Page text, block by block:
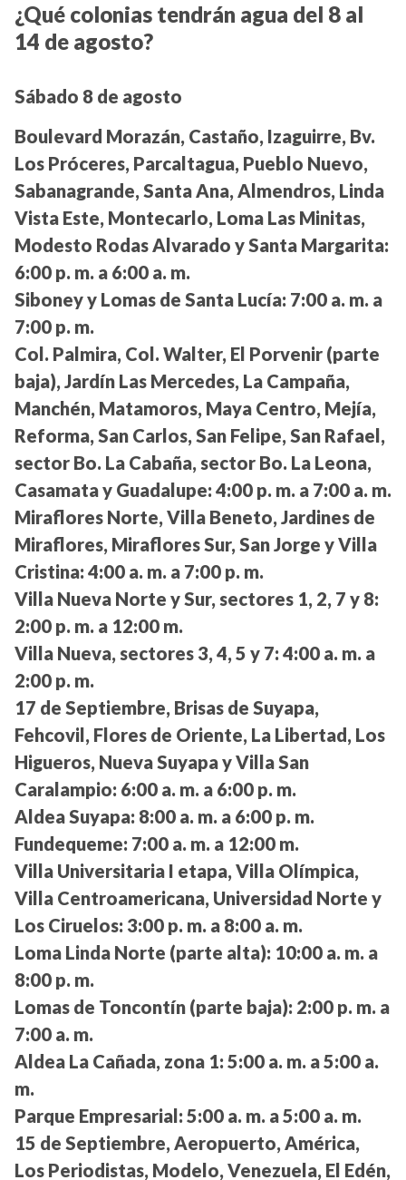
¿Qué colonias tendrán agua del 8 al
14 de agosto?
Sábado 8 de agosto
Boulevard Morazán, Castaño, Izaguirre, Bv.
Los Próceres, Parcaltagua, Pueblo Nuevo,
Sabanagrande, Santa Ana, Almendros, Linda
Vista Este, Montecarlo, Loma Las Minitas,
Modesto Rodas Alvarado y Santa Margarita:
6:00 p. m. a 6:00 a. m.
Siboney y Lomas de Santa Lucía: 7:00 a. m. a
7:00 p. m.
Col. Palmira, Col. Walter, El Porvenir (parte
baja), Jardín Las Mercedes, La Campaña,
Manchén, Matamoros, Maya Centro, Mejía,
Reforma, San Carlos, San Felipe, San Rafael,
sector Bo. La Cabaña, sector Bo. La Leona,
Casamata y Guadalupe: 4:00 p. m. a 7:00 a. m.
Miraflores Norte, Villa Beneto, Jardines de
Miraflores, Miraflores Sur, San Jorge y Villa
Cristina: 4:00 a. m. a 7:00 p. m.
Villa Nueva Norte y Sur, sectores 1, 2, 7 y 8:
2:00 p. m. a 12:00 m.
Villa Nueva, sectores 3, 4, 5 y 7: 4:00 a. m. a
2:00 p. m.
17 de Septiembre, Brisas de Suyapa,
Fehcovil, Flores de Oriente, La Libertad, Los
Higueros, Nueva Suyapa y Villa San
Caralampio: 6:00 a. m. a 6:00 p. m.
Aldea Suyapa: 8:00 a. m. a 6:00 p. m.
Fundequeme: 7:00 a. m. a 12:00 m.
Villa Universitaria I etapa, Villa Olímpica,
Villa Centroamericana, Universidad Norte y
Los Ciruelos: 3:00 p. m. a 8:00 a. m.
Loma Linda Norte (parte alta): 10:00 a. m. a
8:00 p. m.
Lomas de Toncontín (parte baja): 2:00 p. m. a
7:00 a. m.
Aldea La Cañada, zona 1: 5:00 a. m. a 5:00 a.
m.
Parque Empresarial: 5:00 a. m. a 5:00 a. m.
15 de Septiembre, Aeropuerto, América,
Los Periodistas, Modelo, Venezuela, El Edén,